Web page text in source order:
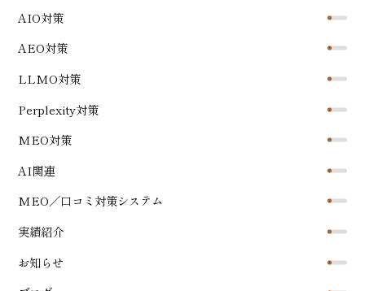
AIO対策
AEO対策
LLMO対策
Perplexity対策
MEO対策
AI関連
MEO／口コミ対策システム
実績紹介
お知らせ